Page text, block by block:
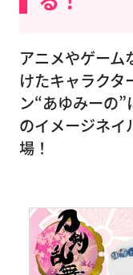
アニメやゲーム
けたキャラクタ
ン“あゆみーの”
のイメージネイ
場！